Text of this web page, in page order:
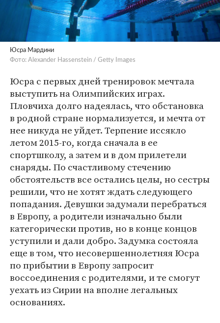
Юсра Мардини
Фото: Alexander Hassenstein / Getty Images
Юсра с первых дней тренировок мечтала
выступить на Олимпийских играх.
Пловчиха долго надеялась, что обстановка
в родной стране нормализуется, и мечта от
нее никуда не уйдет. Терпение иссякло
летом 2015-го, когда сначала в ее
спортшколу, а затем и в дом прилетели
снаряды. По счастливому стечению
обстоятельств все остались целы, но сестры
решили, что не хотят ждать следующего
попадания. Девушки задумали перебраться
в Европу, а родители изначально были
категорически против, но в конце концов
уступили и дали добро. Задумка состояла
еще в том, что несовершеннолетняя Юсра
по прибытии в Европу запросит
воссоединения с родителями, и те смогут
уехать из Сирии на вполне легальных
основаниях.